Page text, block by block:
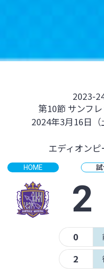
2023-
第10節 サンフ
2024年3月16日
エディオン
HOME
2
0
2